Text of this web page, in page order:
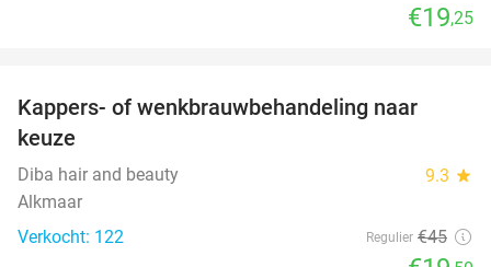
€19,25
Kappers- of wenkbrauwbehandeling naar
keuze
Diba hair and beauty 9.3 star
Alkmaar
Verkocht: 122
Regulier €45